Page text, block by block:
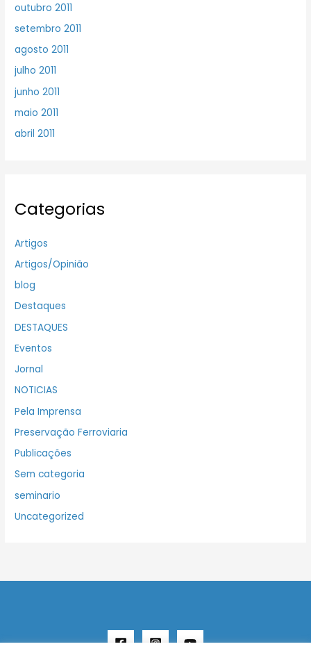
outubro 2011
setembro 2011
agosto 2011
julho 2011
junho 2011
maio 2011
abril 2011
Categorias
Artigos
Artigos/Opinião
blog
Destaques
DESTAQUES
Eventos
Jornal
NOTICIAS
Pela Imprensa
Preservação Ferroviaria
Publicações
Sem categoria
seminario
Uncategorized